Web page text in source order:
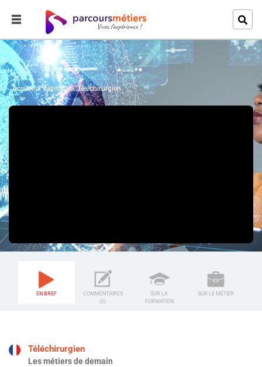
Accueil Explorer Téléchirurgien
EN BREF
COMMENTAIRES
(0)
SUR LA
FORMATION
SUR LE MÉTIER
Téléchirurgien
Les métiers de demain